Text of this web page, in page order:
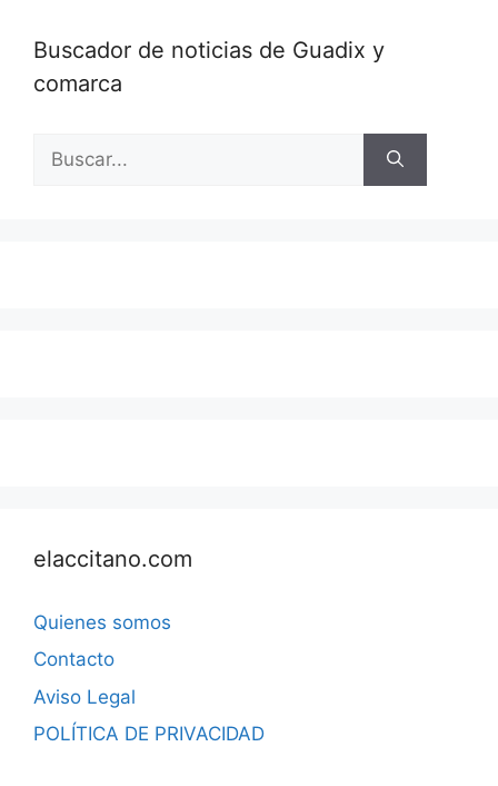
Buscador de noticias de Guadix y
comarca
elaccitano.com
Quienes somos
Contacto
Aviso Legal
POLÍTICA DE PRIVACIDAD